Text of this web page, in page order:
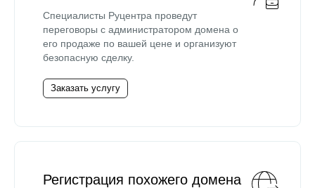
Специалисты Руцентра проведут
переговоры с администратором домена о
его продаже по вашей цене и организуют
безопасную сделку.
Заказать услугу
Регистрация похожего домена